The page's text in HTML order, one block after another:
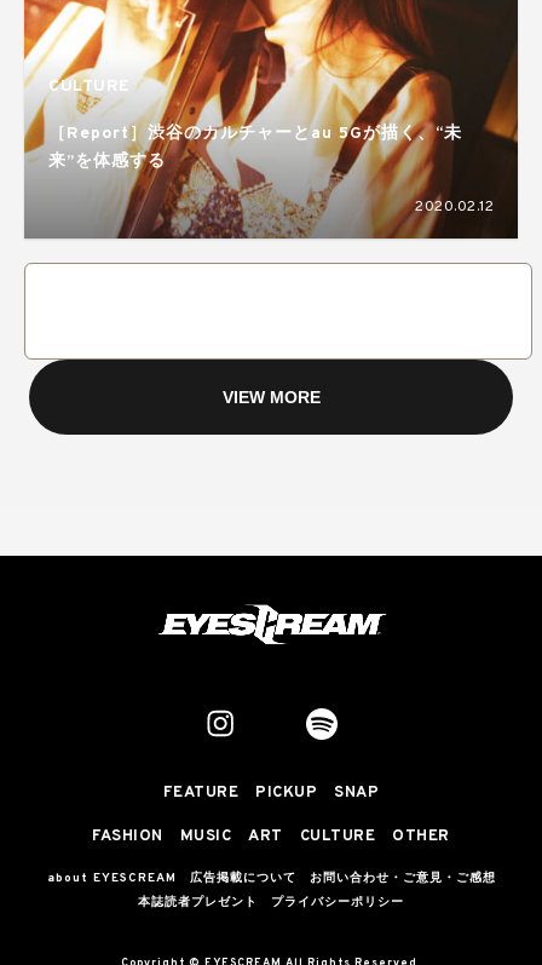
CULTURE
［Report］渋谷のカルチャーとau 5Gが描く、“未
来”を体感する
2020.02.12
VIEW MORE
FEATURE PICKUP SNAP
FASHION MUSIC ART CULTURE OTHER
about EYESCREAM 広告掲載について
お問い合わせ・ご意見・ご感想
本誌読者プレゼント
プライバシーポリシー